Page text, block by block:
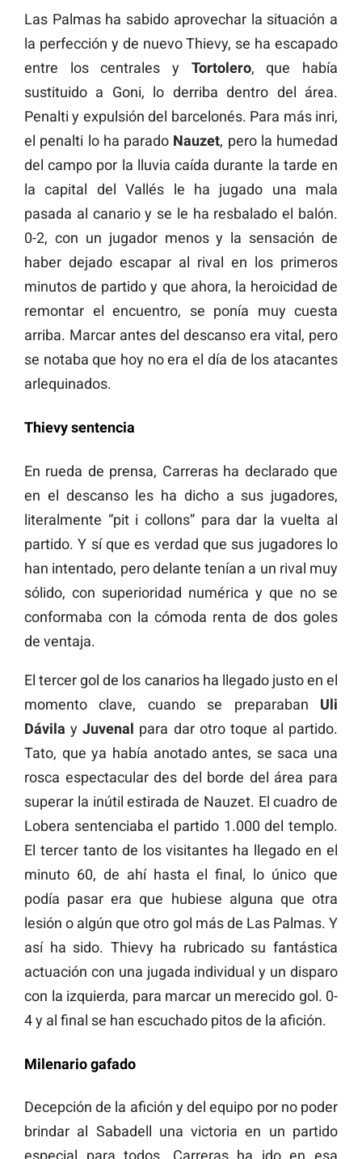
Las Palmas ha sabido aprovechar la situación a
la perfección y de nuevo Thievy, se ha escapado
entre los centrales y Tortolero, que había
sustituido a Goni, lo derriba dentro del área.
Penalti y expulsión del barcelonés. Para más inri,
el penalti lo ha parado Nauzet, pero la humedad
del campo por la lluvia caída durante la tarde en
la capital del Vallés le ha jugado una mala
pasada al canario y se le ha resbalado el balón.
0-2, con un jugador menos y la sensación de
haber dejado escapar al rival en los primeros
minutos de partido y que ahora, la heroicidad de
remontar el encuentro, se ponía muy cuesta
arriba. Marcar antes del descanso era vital, pero
se notaba que hoy no era el día de los atacantes
arlequinados.
Thievy sentencia
En rueda de prensa, Carreras ha declarado que
en el descanso les ha dicho a sus jugadores,
literalmente “pit i collons” para dar la vuelta al
partido. Y sí que es verdad que sus jugadores lo
han intentado, pero delante tenían a un rival muy
sólido, con superioridad numérica y que no se
conformaba con la cómoda renta de dos goles
de ventaja.
El tercer gol de los canarios ha llegado justo en el
momento clave, cuando se preparaban Uli
Dávila yJuvenal para dar otro toque al partido.
Tato, que ya había anotado antes, se saca una
rosca espectacular des del borde del área para
superar la inútil estirada de Nauzet. El cuadro de
Lobera sentenciaba el partido 1.000 del templo.
El tercer tanto de los visitantes ha llegado en el
minuto 60, de ahí hasta el final, lo único que
podía pasar era que hubiese alguna que otra
lesión o algún que otro gol más de Las Palmas. Y
así ha sido. Thievy ha rubricado su fantástica
actuación con una jugada individual y un disparo
con la izquierda, para marcar un merecido gol. 0-
4 y al final se han escuchado pitos de la afición.
Milenario gafado
Decepción de la afición y del equipo por no poder
brindar al Sabadell una victoria en un partido